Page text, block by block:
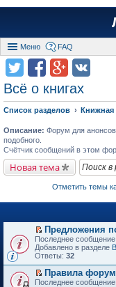
Меню FAQ
Всё о книгах
Список разделов Книжная
Описание: Форум для
подобного.
Счётчик сообщений в этом
Новая тема
Отметить темы
П
е
р
й
т
Предложения
Последнее сообщение
Добавлено в разделе
Ответы: 32
П
Правила
Последнее сообщение